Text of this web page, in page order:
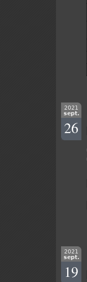
2021
sept.
26
2021
sept.
19